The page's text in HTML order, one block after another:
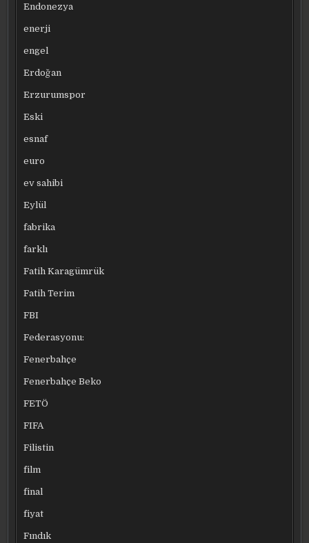
Endonezya
enerji
engel
Erdoğan
Erzurumspor
Eski
esnaf
euro
ev sahibi
Eylül
fabrika
farklı
Fatih Karagümrük
Fatih Terim
FBI
Federasyonu:
Fenerbahçe
Fenerbahçe Beko
FETÖ
FIFA
Filistin
film
final
fiyat
Fındık